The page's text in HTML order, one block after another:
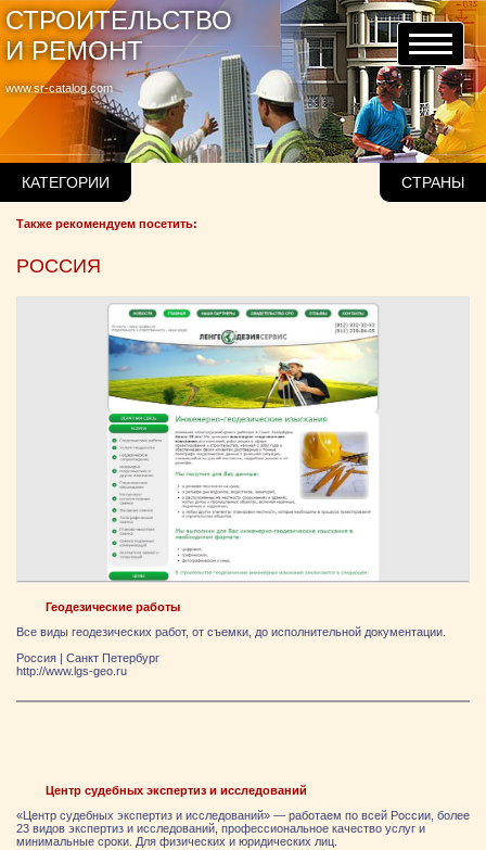
www.sr-catalog.com
СТРОИТЕЛЬСТВО
И РЕМОНТ
КАТЕГОРИИ СТРАНЫ
Также рекомендуем посетить:
РОССИЯ
Геодезические работы
Все виды геодезических работ, от съемки, до исполнительной документации.
Россия
Санкт Петербург
http://www.lgs-geo.ru
Центр судебных экспертиз и исследований
«Центр судебных экспертиз и исследований» — работаем по всей России, более
23 видов экспертиз и исследований, профессиональное качество услуг и
минимальные сроки. Для физических и юридических лиц.